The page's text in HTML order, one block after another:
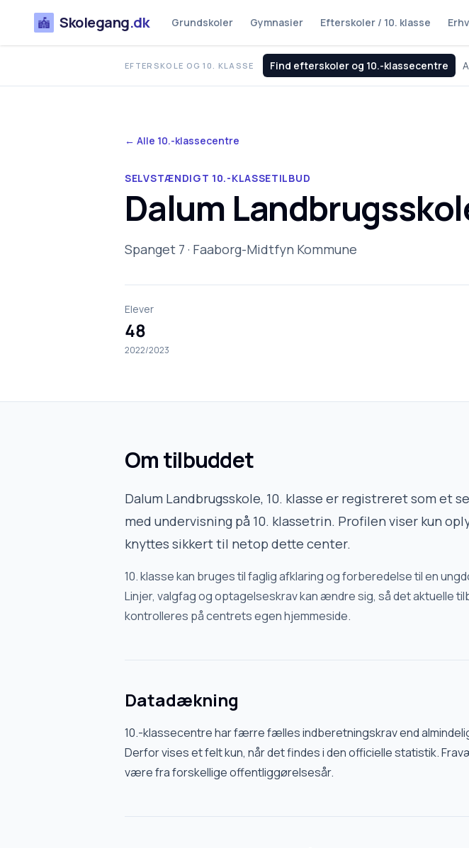
Skolegang.dk Grundskoler Gymnasier Efterskoler / 10. klasse
EFTERSKOLE OG 10. KLASSE Find efterskoler og 10.-klassecentre
← Alle 10.-klassecentre
SELVSTÆNDIGT 10.-KLASSETILBUD
Dalum
Spanget 7 · Faaborg-Midtfyn Kommune
Elever
48
2022/2023
Om tilbuddet
Dalum Landbrugsskole, 10. klasse er registreret som et
med undervisning på 10. klassetrin. Profilen viser kun
knyttes sikkert til netop dette center.
10. klasse kan bruges til faglig afklaring og forberedelse til en
Linjer, valgfag og optagelseskrav kan ændre sig, så det aktuelle
kontrolleres på centrets egen hjemmeside.
Datadækning
10.-klassecentre har færre fælles indberetningskrav end
Derfor vises et felt kun, når det findes i den officielle statistik.
være fra forskellige offentliggørelsesår.